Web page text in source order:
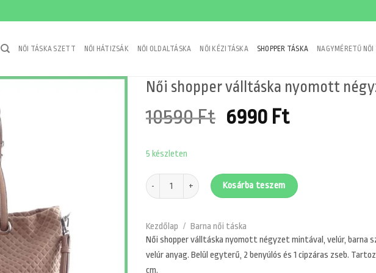
NŐI TÁSKA SZETT NŐI HÁTIZSÁK NŐI OLDALTÁSKA NŐI KÉZITÁSKA SHOPPER TÁSKA NAGYMÉRETŰ
Női shopper válltáska nyomott
10590Ft Original
10590 Ft.
6990 FtCurrent
6990 Ft.
5 készleten
Női shopper válltáska nyomott négyzet mintával, velúr, barna
Kosárba teszem
Kezdőlap / Barna női táska
Női shopper válltáska nyomott négyzet mintával, velúr, barna
velúr anyag. Belül egyterű, 2 benyúlós és 1 cipzáras zseb.
cm.